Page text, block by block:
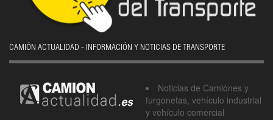
CAMIÓN ACTUALIDAD - INFORMACIÓN Y NOTICIAS DE TRANSPORTE
Noticias de Camiónes y
furgonetas, vehículo industrial
y vehículo comercial